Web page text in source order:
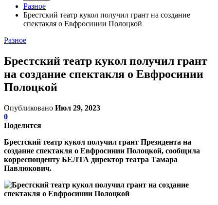
Разное
Брестский театр кукол получил грант на создание
спектакля о Евфросинии Полоцкой
Разное
Брестский театр кукол получил грант
на создание спектакля о Евфросинии
Полоцкой
Опубликовано Июл 29, 2023
0
Поделится
Брестский театр кукол получил грант Президента на
создание спектакля о Евфросинии Полоцкой, сообщила
корреспонденту БЕЛТА директор театра Тамара
Павлюкович.